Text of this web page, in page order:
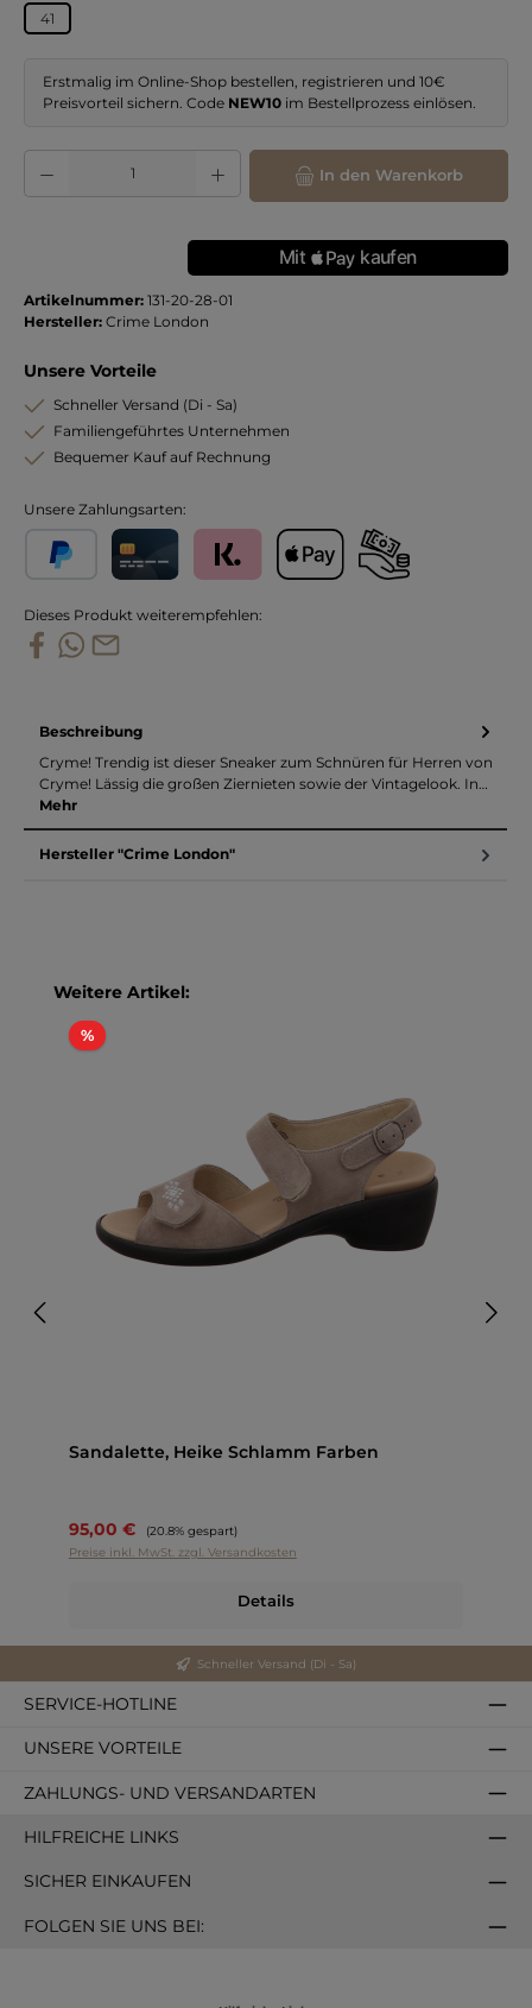
41
Erstmalig im Online-Shop bestellen, registrieren und 10€
Preisvorteil sichern. Code NEW10 im Bestellprozess einlösen.
Produkt Anzahl: Gib den gewünschten Wert ein oder benutze die
In den Warenkorb
Artikelnummer: 131-20-28-01
Hersteller: Crime London
Unsere Vorteile
Schneller Versand (Di - Sa)
Familiengeführtes Unternehmen
Bequemer Kauf auf Rechnung
Unsere Zahlungsarten:
Dieses Produkt weiterempfehlen:
Beschreibung
Cryme! Trendig ist dieser Sneaker zum Schnüren für Herren von
Cryme! Lässig die großen Ziernieten sowie der Vintagelook. In…
Mehr
Hersteller "Crime London"
Produktgalerie überspringen
Weitere Artikel:
%Rabatt
Sandalette, Heike Schlamm Farben
95,00 € Regulärer Preis:
(20.8% gespart)
Preise inkl. MwSt. zzgl. Versandkosten
Details
Schneller Versand (Di - Sa)
SERVICE-HOTLINE
UNSERE VORTEILE
ZAHLUNGS- UND VERSANDARTEN
HILFREICHE LINKS
SICHER EINKAUFEN
FOLGEN SIE UNS BEI: